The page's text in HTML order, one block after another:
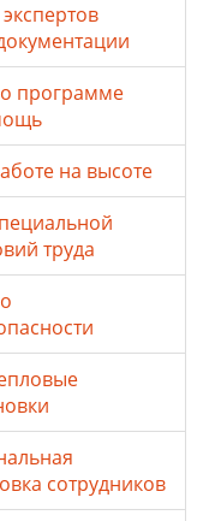
программе
на высоте
труда
сотрудников